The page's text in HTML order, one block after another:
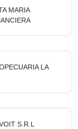
MARIA
LA
S.R.L